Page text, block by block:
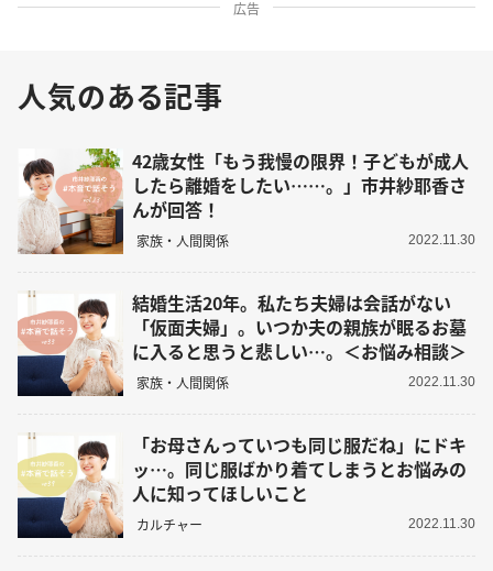
広告
人気のある記事
42歳女性「もう我慢の限界！子どもが成人
したら離婚をしたい……。」市井紗耶香さ
んが回答！
家族・人間関係 2022.11.30
結婚生活20年。私たち夫婦は会話がない
「仮面夫婦」。いつか夫の親族が眠るお墓
に入ると思うと悲しい…。＜お悩み相談＞
家族・人間関係 2022.11.30
「お母さんっていつも同じ服だね」にドキ
ッ…。同じ服ばかり着てしまうとお悩みの
人に知ってほしいこと
カルチャー 2022.11.30